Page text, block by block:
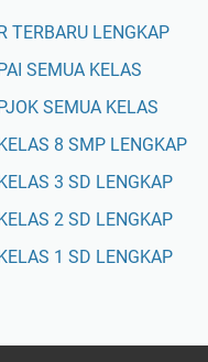
TERBARU LENGKAP
SEMUA KELAS
SEMUA KELAS
8 SMP LENGKAP
3 SD LENGKAP
2 SD LENGKAP
1 SD LENGKAP